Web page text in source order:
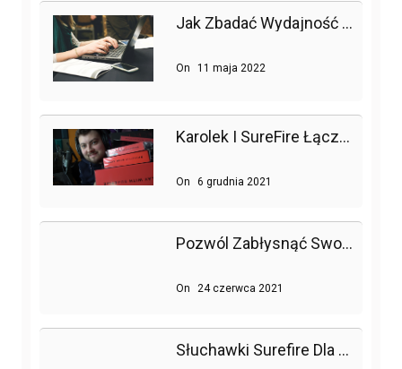
Jak Zbadać Wydajność Strony Lub Sklepu Internetowego, Czyli Testy Obciążeniowe W Praktyce
On 11 maja 2022
Karolek I SureFire Łączą Siły!
On 6 grudnia 2021
Pozwól Zabłysnąć Swojemu Pokojowi Gier Dzięki Trzem Myszom Surefire
On 24 czerwca 2021
Słuchawki Surefire Dla Prawdziwych Graczy